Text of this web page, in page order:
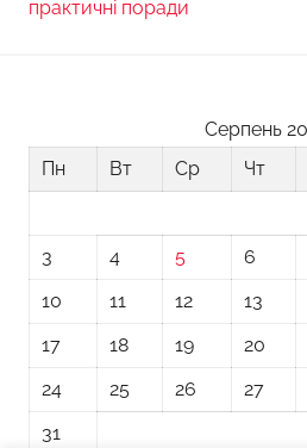
практичні поради
Серпень
Пн
Вт Ср Чт
3
4 5 6
10
11 12 13
17
18 19 20
24
25 26 27
31